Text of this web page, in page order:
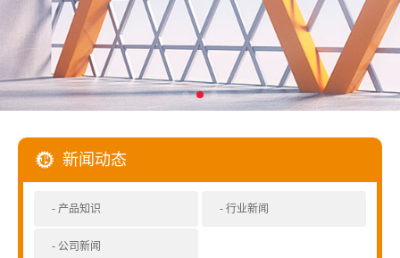
新闻动态
产品知识 行业新闻
公司新闻